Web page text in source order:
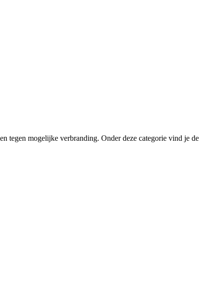
tegen mogelijke verbranding. Onder deze categorie vind je de